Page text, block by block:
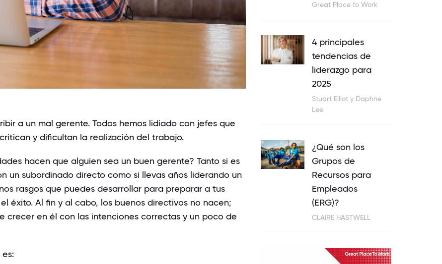
a un mal gerente. Todos hemos lidiado con jefes que
y dificultan la realización del trabajo.
hacen que alguien sea un buen gerente? Tanto si es
un subordinado directo como si llevas años liderando un
rasgos que puedes desarrollar para preparar a tus
éxito. Al fin y al cabo, los buenos directivos no nacen;
crecer en él con las intenciones correctas y un poco de
Great Place to Work
4 principales
tendencias de
liderazgo para
2025
Stuart Elliot y Daphne
Lee
¿Qué son los
Grupos de
Recursos para
Empleados
(ERG)?
CLAIRE HASTWELL